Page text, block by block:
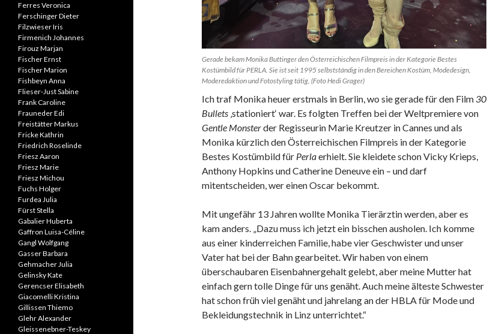
Gerade bekam Monika Buttinger den Österreichischen Filmpreis in der Kategorie Bestes
Kostümbild für PERLA. Sie ist seit 1995 selbstständig in den Bereichen Kostüm, Modedesign,
Moderedaktion und Fotostyling tätig, (Foto Hedi Grager)
Ich traf Monika heuer erstmals in Berlin, wo sie gerade für den Film 30
Bullets ‚stationiert‘ war. Es folgten Treffen bei der Weltpremiere von
Gentle Monsterder Regisseurin Marie Kreutzer in Cannes und als
Monika kürzlich den Österreichischen Filmpreis in der Kategorie
Bestes Kostümbild für Perlaerhielt. Sie kleidete schon Vicky Krieps,
Anthony Hopkins und Catherine Deneuve ein – und darf
mitentscheiden, wer einen Oscar bekommt.
Mit ungefähr 13 Jahren wollte Monika Tierärztin werden, aber es
kam anders. „Dazu muss ich jetzt ein bisschen ausholen. Ich komme
aus einer kinderreichen Familie, habe vier Geschwister und unser
Vater hat bei der Bahn gearbeitet. Wir haben von einem
überschaubaren Eisenbahnergehalt gelebt, aber meine Mutter hat
einfach gern tolle Dinge für uns genäht. Auch meine älteste Schwester
hat schon früh viel genäht und jahrelang an der HBLA für Mode und
Bekleidungstechnik in Linz unterrichtet.“
Ferres Veronica
Ferschinger Dieter
Filzwieser Iris
Firmenich Johannes
Firouz Marjan
Fischer Ernst
Fischer Marion
Fishbeyn Anna
Flieser-Just Sabine
Frank Caroline
Frauneder Edi
Freistätter Markus
Fricke Kathrin
Friedrich Roselinde
Friesz Aaron
Friesz Marie
Friesz Michou
Fuchs Holger
Furdea Julia
Fürst Stella
Gabalier Huberta
Gaffron Luisa-Céline
Gangl Wolfgang
Gasser Barbara
Gehmacher Julia
Gelinsky Kate
Gerencser Elisabeth
Giacomelli Kristina
Gillissen Thiemo
Glehr Alexander
Gleissenebner-Teskey